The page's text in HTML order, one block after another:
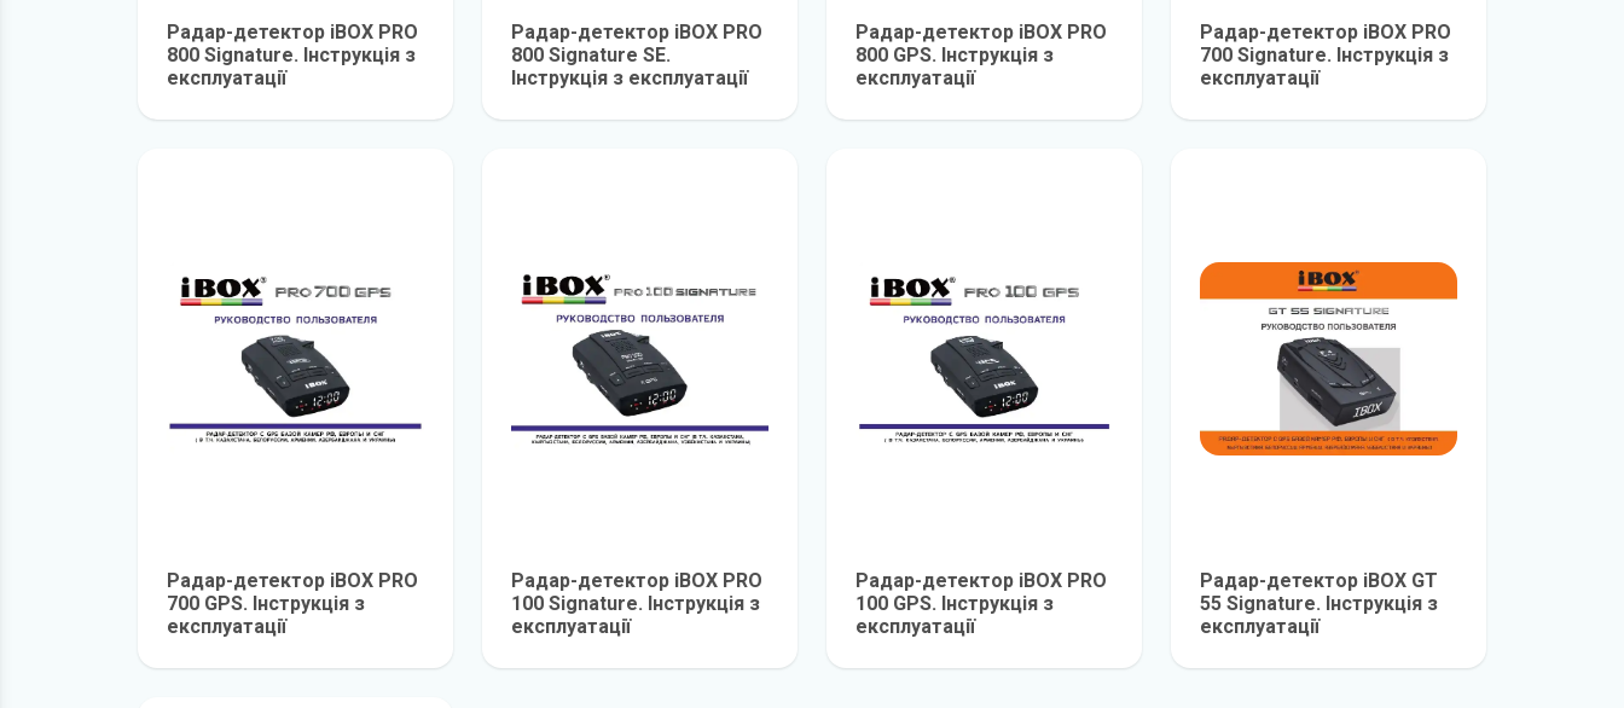
Радар-детектор iBOX PRO
800 Signature. Інструкція з
експлуатації
Радар-детектор iBOX PRO
800 Signature SE.
Інструкція з експлуатації
Радар-детектор iBOX PRO
800 GPS. Інструкція з
експлуатації
Радар-детектор iBOX PRO
700 Signature. Інструкція з
експлуатації
Радар-детектор iBOX PRO
700 GPS. Інструкція з
експлуатації
Радар-детектор iBOX PRO
100 Signature. Інструкція з
експлуатації
Радар-детектор iBOX PRO
100 GPS. Інструкція з
експлуатації
Радар-детектор iBOX GT
55 Signature. Інструкція з
експлуатації